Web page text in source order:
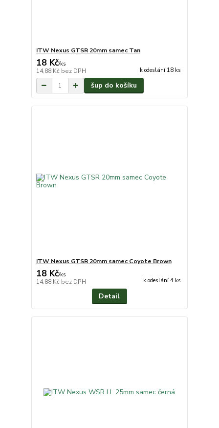
ITW Nexus GTSR 20mm samec Tan
18 Kč/ks
14,88 Kč bez DPH k odeslání 18 ks
šup do košíku
ITW Nexus GTSR 20mm samec Coyote Brown
18 Kč/ks
14,88 Kč bez DPH k odeslání 4 ks
Detail